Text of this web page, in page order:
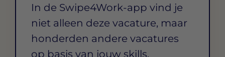
In de Swipe4Work-app vind je
niet alleen deze vacature, maar
honderden andere vacatures
op basis van jouw skills,